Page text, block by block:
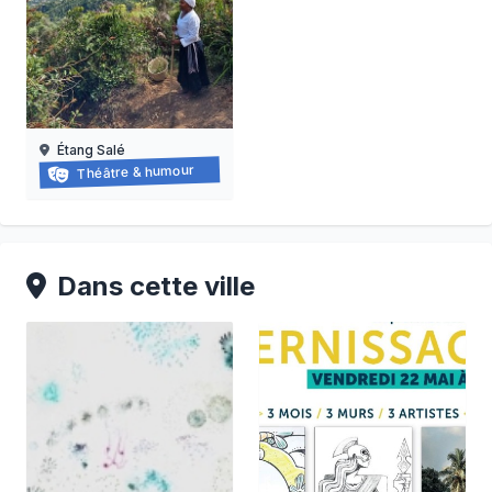
BALADE-SPECTACLE À L’ÉTANG-SALÉ-LES-HAUTS
03/05/2026 au 18/10/2026
Étang Salé
Théâtre & humour
Dans cette ville